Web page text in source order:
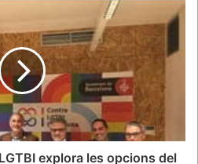
explora les opcions del